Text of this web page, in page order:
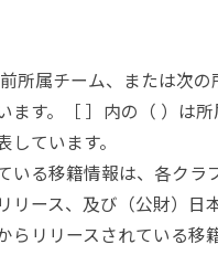
前所属チーム、または次の
ます。［ ］内の（ ）は所
しています。
いる移籍情報は、各クラ
リース、及び（公財）日
らリリースされている移